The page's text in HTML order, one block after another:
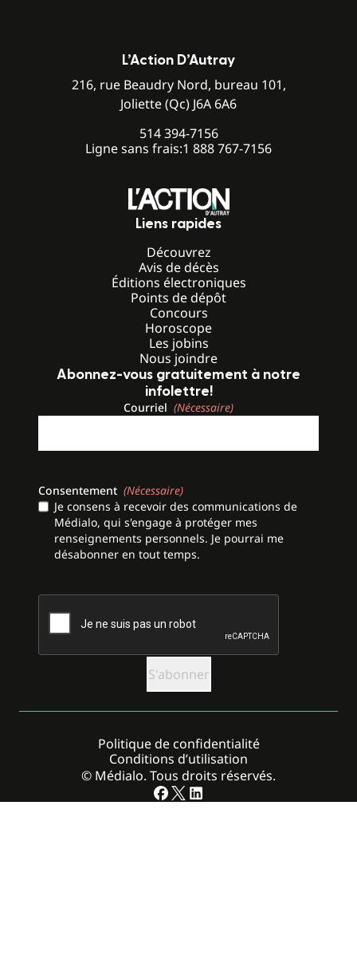
L’Action D’Autray
216, rue Beaudry Nord, bureau 101,
Joliette (Qc) J6A 6A6
514 394-7156
Ligne sans frais:1 888 767-7156
Liens rapides
Découvrez
Avis de décès
Éditions électroniques
Points de dépôt
Concours
Horoscope
Les jobins
Nous joindre
Abonnez-vous gratuitement à notre
infolettre!
Courriel (Nécessaire)
Consentement (Nécessaire)
Je consens à recevoir des communications de
Médialo, qui s'engage à protéger mes
renseignements personnels. Je pourrai me
désabonner en tout temps.
© Médialo. Tous droits réservés.
Politique de confidentialité
Conditions d’utilisation